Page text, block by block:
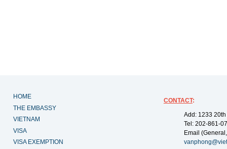
HOME
THE EMBASSY
VIETNAM
VISA
VISA EXEMPTION
CONTACT:
Add: 1233
Tel: 202-861-
Email